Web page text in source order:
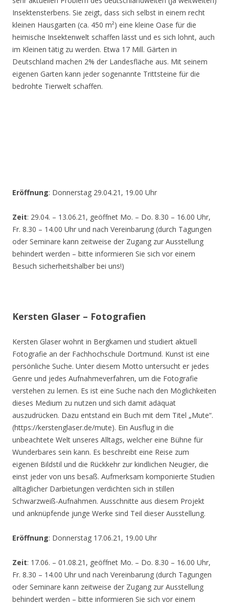
Insektensterbens. Sie zeigt, dass sich selbst in einem recht
kleinen Hausgarten (ca. 450 m²) eine kleine Oase für die
heimische Insektenwelt schaffen lässt und es sich lohnt, auch
im Kleinen tätig zu werden. Etwa 17 Mill. Gärten in
Deutschland machen 2% der Landesfläche aus. Mit seinem
eigenen Garten kann jeder sogenannte Trittsteine für die
bedrohte Tierwelt schaffen.
Eröffnung: Donnerstag 29.04.21, 19.00 Uhr
Zeit: 29.04. – 13.06.21, geöffnet Mo. – Do. 8.30 – 16.00 Uhr,
Fr. 8.30 – 14.00 Uhr und nach Vereinbarung (durch Tagungen
oder Seminare kann zeitweise der Zugang zur Ausstellung
behindert werden – bitte informieren Sie sich vor einem
Besuch sicherheitshalber bei uns!)
Kersten Glaser – Fotografien
Kersten Glaser wohnt in Bergkamen und studiert aktuell
Fotografie an der Fachhochschule Dortmund. Kunst ist eine
persönliche Suche. Unter diesem Motto untersucht er jedes
Genre und jedes Aufnahmeverfahren, um die Fotografie
verstehen zu lernen. Es ist eine Suche nach den Möglichkeiten
dieses Medium zu nutzen und sich damit adäquat
auszudrücken. Dazu entstand ein Buch mit dem Titel „Mute“.
(https://kerstenglaser.de/mute). Ein Ausflug in die
unbeachtete Welt unseres Alltags, welcher eine Bühne für
Wunderbares sein kann. Es beschreibt eine Reise zum
eigenen Bildstil und die Rückkehr zur kindlichen Neugier, die
einst jeder von uns besaß. Aufmerksam komponierte Studien
alltäglicher Darbietungen verdichten sich in stillen
Schwarzweiß-Aufnahmen. Ausschnitte aus diesem Projekt
und anknüpfende junge Werke sind Teil dieser Ausstellung.
Eröffnung: Donnerstag 17.06.21, 19.00 Uhr
Zeit: 17.06. – 01.08.21, geöffnet Mo. – Do. 8.30 – 16.00 Uhr,
Fr. 8.30 – 14.00 Uhr und nach Vereinbarung (durch Tagungen
oder Seminare kann zeitweise der Zugang zur Ausstellung
behindert werden – bitte informieren Sie sich vor einem